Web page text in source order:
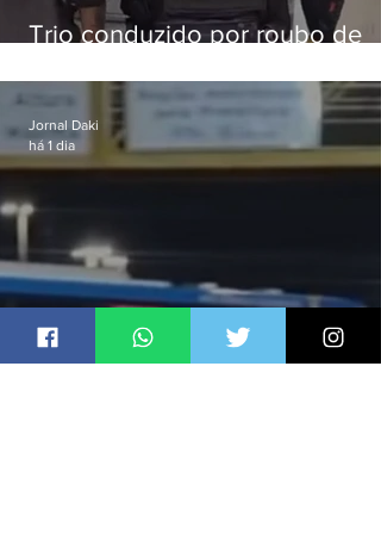
Trio conduzido por roubo de
passagens
Jornal Daki
há 1 dia